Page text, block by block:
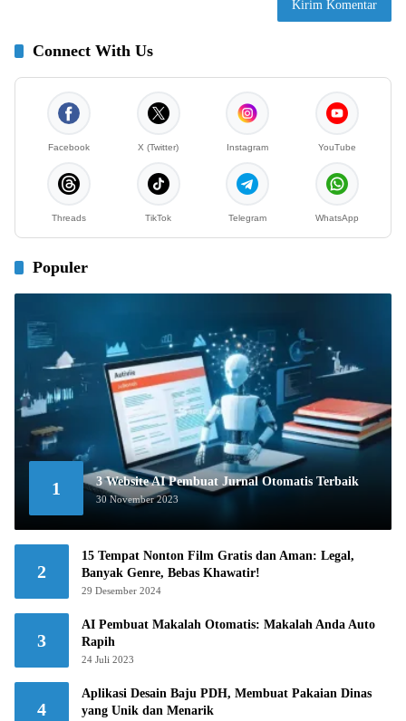
Connect With Us
Facebook X (Twitter) Instagram YouTube
Threads TikTok Telegram WhatsApp
Populer
1 3 Website AI Pembuat Jurnal Otomatis Terbaik
30 November 2023
2
15 Tempat Nonton Film Gratis dan Aman: Legal,
Banyak Genre, Bebas Khawatir!
29 Desember 2024
3
AI Pembuat Makalah Otomatis: Makalah Anda Auto
Rapih
24 Juli 2023
4
Aplikasi Desain Baju PDH, Membuat Pakaian Dinas
yang Unik dan Menarik